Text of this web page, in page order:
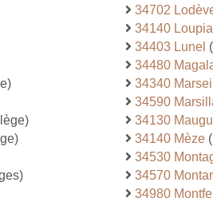
34702
34140
34403 Lunel
34480
34340
34590
34130
34140 Mèze
34530
34570
34980